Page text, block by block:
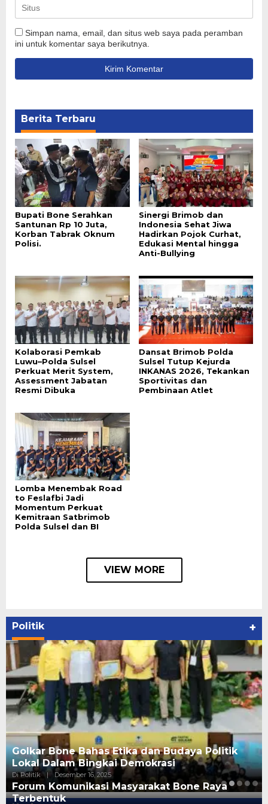
Simpan nama, email, dan situs web saya pada peramban
ini untuk komentar saya berikutnya.
Berita Terbaru
Bupati Bone Serahkan
Santunan Rp 10 Juta,
Korban Tabrak Oknum
Polisi.
Sinergi Brimob dan
Indonesia Sehat Jiwa
Hadirkan Pojok Curhat,
Edukasi Mental hingga
Anti-Bullying
Kolaborasi Pemkab
Luwu–Polda Sulsel
Perkuat Merit System,
Assessment Jabatan
Resmi Dibuka
Dansat Brimob Polda
Sulsel Tutup Kejurda
INKANAS 2026, Tekankan
Sportivitas dan
Pembinaan Atlet
Lomba Menembak Road
to Feslafbi Jadi
Momentum Perkuat
Kemitraan Satbrimob
Polda Sulsel dan BI
VIEW MORE
Politik +
Golkar Bone Bahas Etika dan Budaya Politik
Lokal Dalam Bingkai Demokrasi
Di Politik | Desember 16, 2025
Forum Komunikasi Masyarakat Bone Raya
Terbentuk